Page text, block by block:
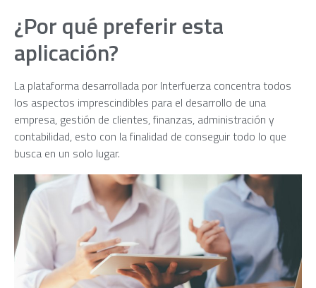
¿Por qué preferir esta
aplicación?
La plataforma desarrollada por Interfuerza concentra todos
los aspectos imprescindibles para el desarrollo de una
empresa, gestión de clientes, finanzas, administración y
contabilidad, esto con la finalidad de conseguir todo lo que
busca en un solo lugar.